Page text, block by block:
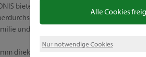
Alle Cookies
Nur notwendige Cookies
bietet außerdem ein einzigartiges
Provisionen,
und Beruf perfekt kombinieren kannst.
direkt Kontakt zu mir auf, denn ich